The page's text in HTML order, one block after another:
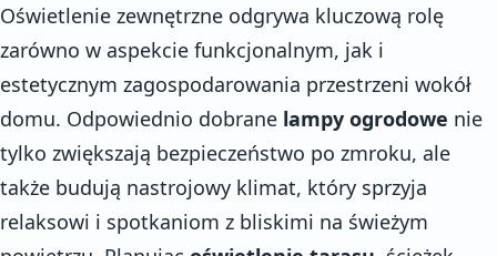
Oświetlenie zewnętrzne odgrywa kluczową rolę
zarówno w aspekcie funkcjonalnym, jak i
estetycznym zagospodarowania przestrzeni wokół
domu. Odpowiednio dobrane lampy ogrodowe nie
tylko zwiększają bezpieczeństwo po zmroku, ale
także budują nastrojowy klimat, który sprzyja
relaksowi i spotkaniom z bliskimi na świeżym